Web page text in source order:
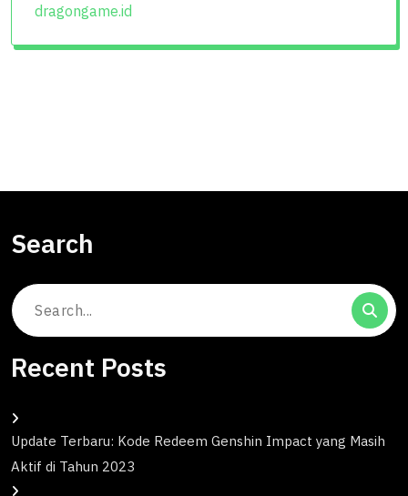
dragongame.id
Search
Search
Recent Posts
Update Terbaru: Kode Redeem Genshin Impact yang Masih
Aktif di Tahun 2023